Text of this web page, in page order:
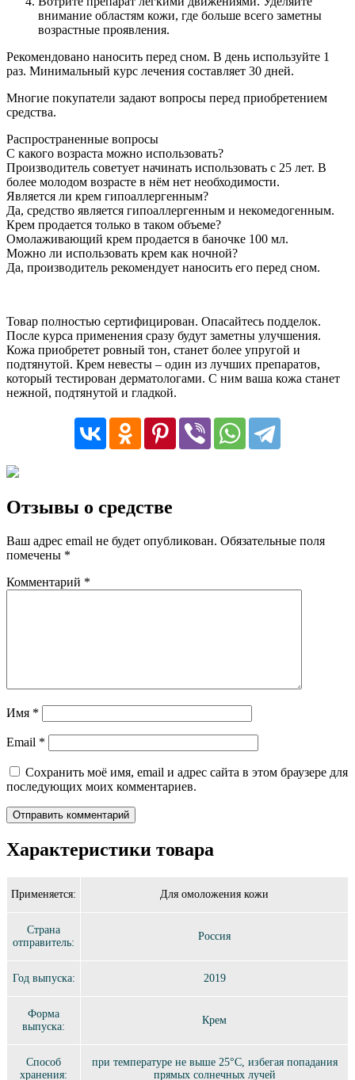
внимание областям кожи, где больше всего заметны
возрастные проявления.
Рекомендовано наносить перед сном. В день используйте 1
раз. Минимальный курс лечения составляет 30 дней.
Многие покупатели задают вопросы перед приобретением
средства.
Распространенные вопросы
С какого возраста можно использовать?
Производитель советует начинать использовать с 25 лет. В
более молодом возрасте в нём нет необходимости.
Является ли крем гипоаллергенным?
Да, средство является гипоаллергенным и некомедогенным.
Крем продается только в таком объеме?
Омолаживающий крем продается в баночке 100 мл.
Можно ли использовать крем как ночной?
Да, производитель рекомендует наносить его перед сном.
Товар полностью сертифицирован. Опасайтесь подделок.
После курса применения сразу будут заметны улучшения.
Кожа приобретет ровный тон, станет более упругой и
подтянутой. Крем невесты – один из лучших препаратов,
который тестирован дерматологами. С ним ваша кожа станет
нежной, подтянутой и гладкой.
Отзывы о средстве
Ваш адрес email не будет опубликован. Обязательные поля
помечены *
Комментарий *
Имя *
Email *
Сохранить моё имя, email и адрес сайта в этом браузере для
последующих моих комментариев.
Характеристики товара
Применяется: Для омоложения кожи
Страна
отправитель:
Россия
Год выпуска: 2019
Форма
выпуска:
Крем
Способ
хранения:
при температуре не выше 25°C, избегая попадания
прямых солнечных лучей